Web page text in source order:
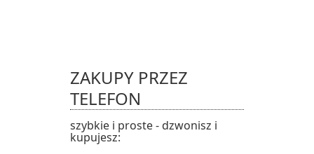
ZAKUPY PRZEZ
TELEFON
szybkie i proste - dzwonisz i
kupujesz: